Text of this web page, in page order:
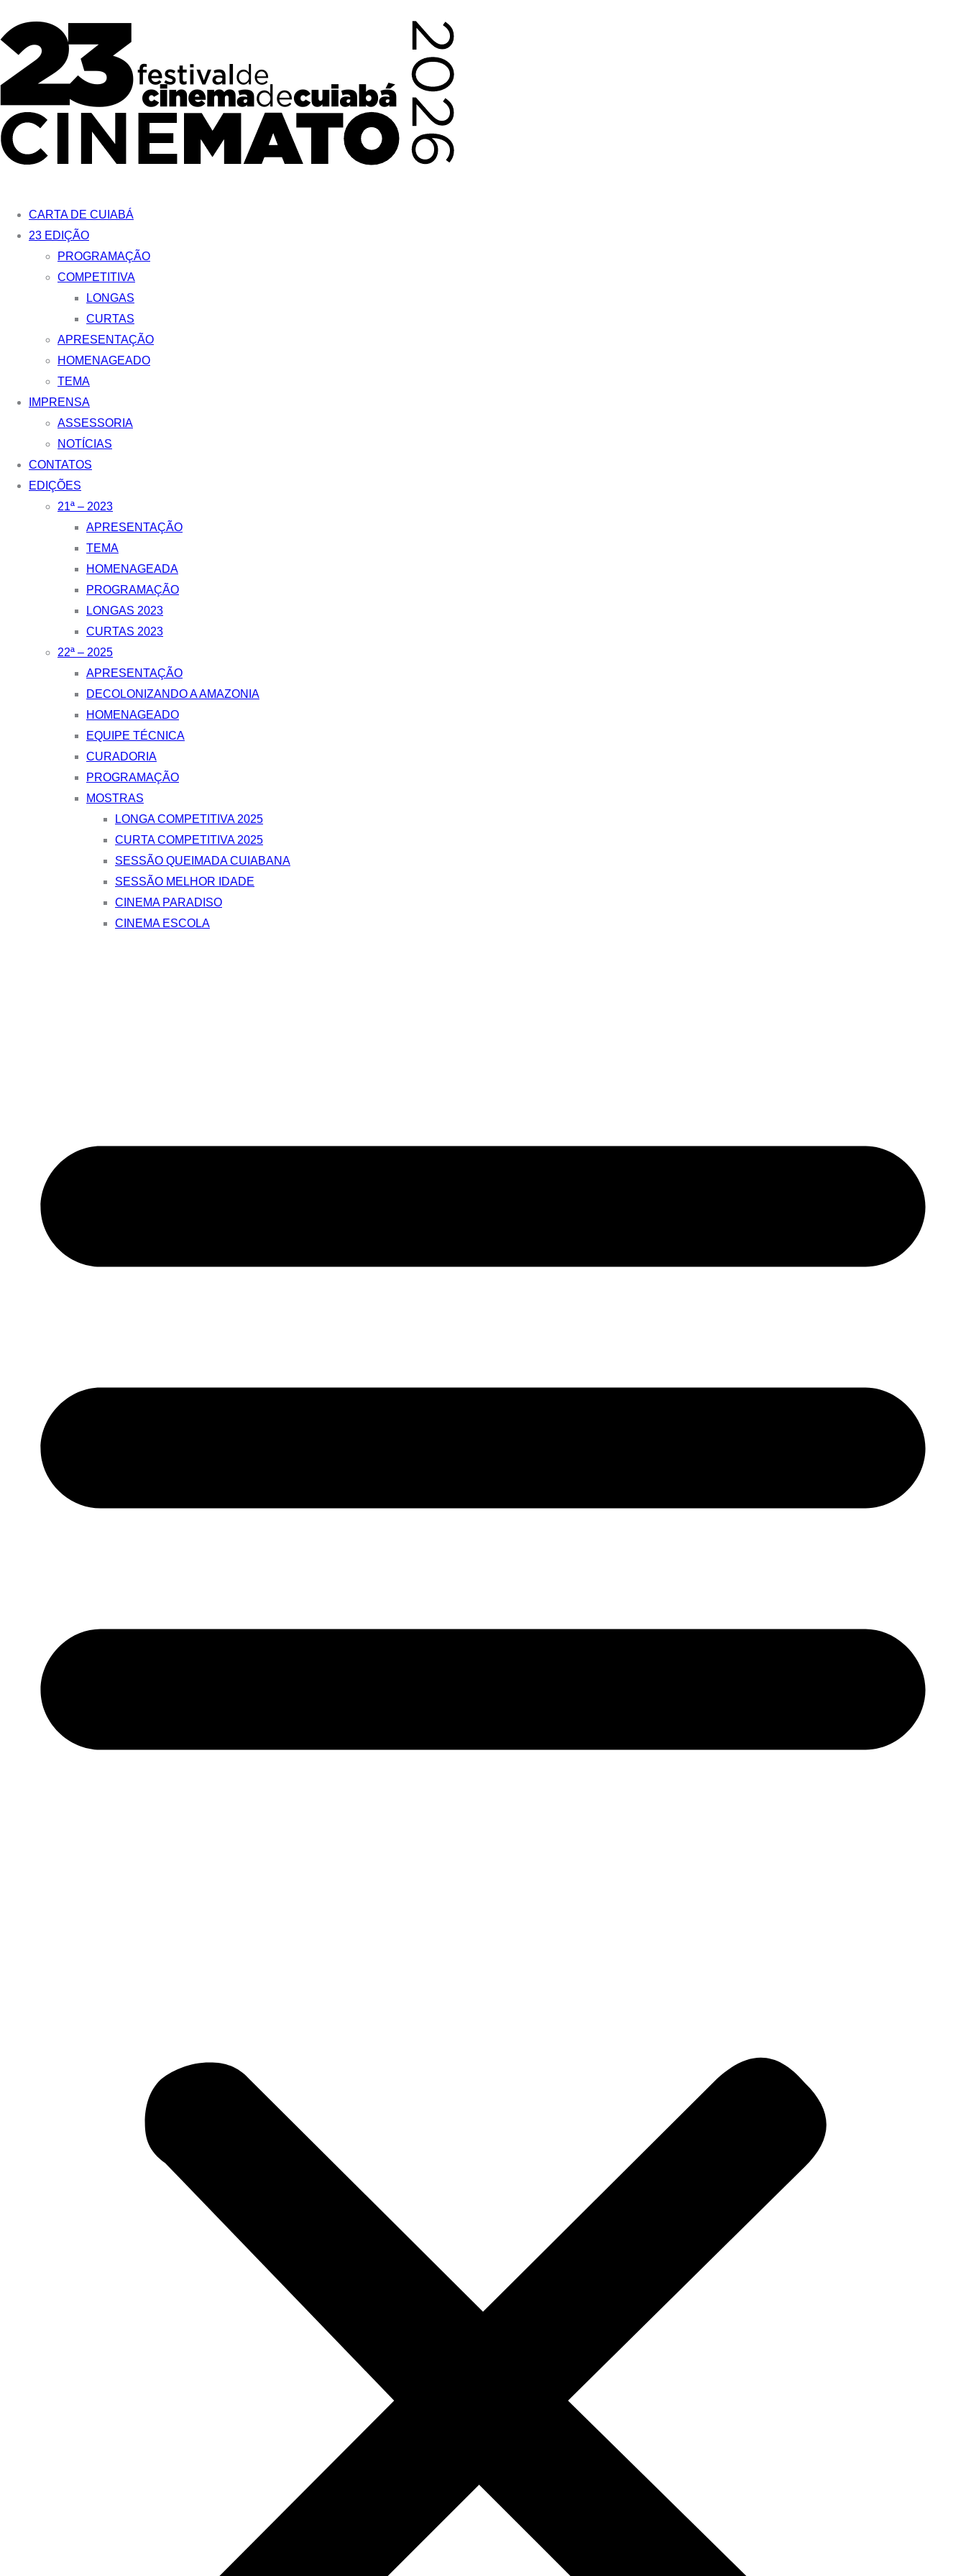
para
conteúdo
CARTA DE CUIABÁ
23 EDIÇÃO
PROGRAMAÇÃO
COMPETITIVA
LONGAS
CURTAS
APRESENTAÇÃO
HOMENAGEADO
TEMA
IMPRENSA
ASSESSORIA
NOTÍCIAS
CONTATOS
EDIÇÕES
21ª – 2023
APRESENTAÇÃO
TEMA
HOMENAGEADA
PROGRAMAÇÃO
LONGAS 2023
CURTAS 2023
22ª – 2025
APRESENTAÇÃO
DECOLONIZANDO A AMAZONIA
HOMENAGEADO
EQUIPE TÉCNICA
CURADORIA
PROGRAMAÇÃO
MOSTRAS
LONGA COMPETITIVA 2025
CURTA COMPETITIVA 2025
SESSÃO QUEIMADA CUIABANA
SESSÃO MELHOR IDADE
CINEMA PARADISO
CINEMA ESCOLA